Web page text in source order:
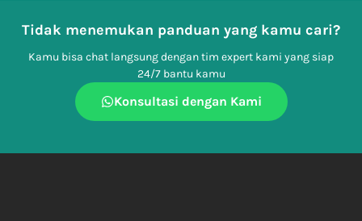
Tidak menemukan panduan yang kamu cari?
Kamu bisa chat langsung dengan tim expert kami yang siap
24/7 bantu kamu
Konsultasi dengan Kami